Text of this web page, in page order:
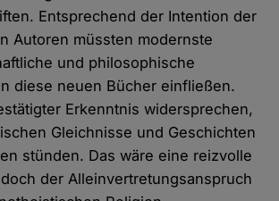
Entsprechend der Intention der
Autoren müssten modernste
und philosophische
diese neuen Bücher einfließen.
Erkenntnis widersprechen,
Gleichnisse und Geschichten
stünden. Das wäre eine reizvolle
der Alleinvertretungsanspruch